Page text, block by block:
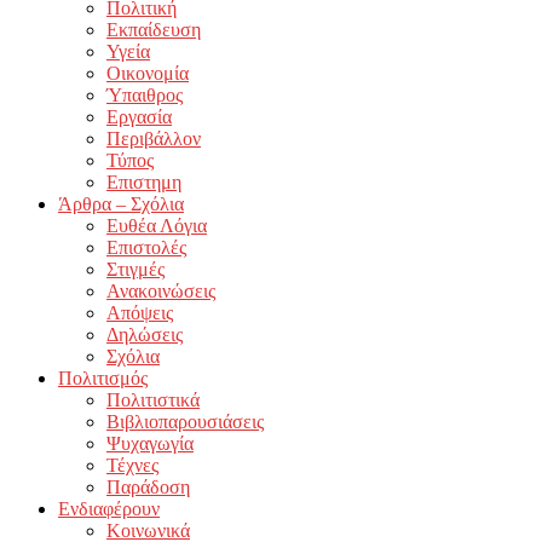
Πολιτική
Εκπαίδευση
Υγεία
Οικονομία
Ύπαιθρος
Εργασία
Περιβάλλον
Τύπος
Επιστημη
Άρθρα – Σχόλια
Ευθέα Λόγια
Επιστολές
Στιγμές
Ανακοινώσεις
Απόψεις
Δηλώσεις
Σχόλια
Πολιτισμός
Πολιτιστικά
Βιβλιοπαρουσιάσεις
Ψυχαγωγία
Τέχνες
Παράδοση
Ενδιαφέρουν
Κοινωνικά